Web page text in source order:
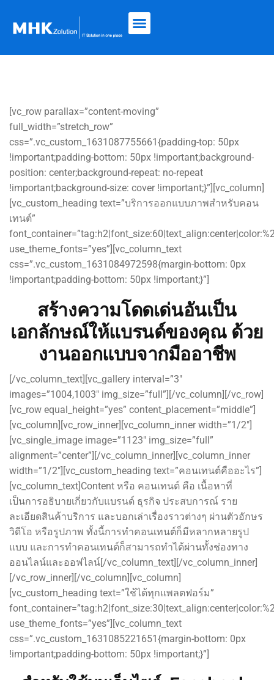
[vc_row parallax=”content-moving”
full_width=”stretch_row”
css=”.vc_custom_1631087755661{padding-top: 50px
!important;padding-bottom: 50px !important;background-
position: center;background-repeat: no-repeat
!important;background-size: cover !important;}”][vc_column]
[vc_custom_heading text=”บริการออกแบบภาพสำหรับคอน
เทนต์”
use_theme_fonts=”yes”][vc_column_text
css=”.vc_custom_1631084972598{margin-bottom: 0px
!important;padding-bottom: 50px !important;}”]
สร้างความโดดเด่นอันเป็น
เอกลักษณ์ให้แบรนด์ของคุณ ด้วย
งานออกแบบจากมืออาชีพ
[/vc_column_text][vc_gallery interval=”3″
images=”1004,1003″ img_size=”full”][/vc_column][/vc_row]
[vc_row equal_height=”yes” content_placement=”middle”]
[vc_column][vc_row_inner][vc_column_inner width=”1/2″]
[vc_single_image image=”1123″ img_size=”full”
alignment=”center”][/vc_column_inner][vc_column_inner
width=”1/2″][vc_custom_heading text=”คอนเทนต์คืออะไร”]
[vc_column_text]Content หรือ คอนเทนต์ คือ เนื้อหาที่
เป็นการอธิบายเกี่ยวกับแบรนด์ ธุรกิจ ประสบการณ์ ราย
ละเอียดสินค้าบริการ และบอกเล่าเรื่องราวต่างๆ ผ่านตัวอักษร
วิดีโอ หรือรูปภาพ ทั้งนี้การทำคอนเทนต์ก็มีหลากหลายรูป
แบบ และการทำคอนเทนต์ก็สามารถทำได้ผ่านทั้งช่องทาง
ออนไลน์และออฟไลน์[/vc_column_text][/vc_column_inner]
[/vc_row_inner][/vc_column][vc_column]
[vc_custom_heading text=”ใช้ได้ทุกแพลตฟอร์ม”
use_theme_fonts=”yes”][vc_column_text
css=”.vc_custom_1631085221651{margin-bottom: 0px
!important;padding-bottom: 50px !important;}”]